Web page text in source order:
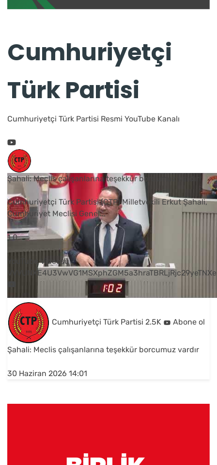
Cumhuriyetçi
Türk Partisi
Cumhuriyetçi Türk Partisi Resmi YouTube Kanalı
Şahali: Meclis çalışanlarına teşekkür borcumuz vardır
Cumhuriyetçi Türk Partisi (CTP) Milletvekili Erkut Şahali,
Cumhuriyet Meclisi Genel...
1 0
YouTube Videosu
Cumhuriyetçi Türk Partisi 2.5K Abone ol
Şahali: Meclis çalışanlarına teşekkür borcumuz vardır
30 Haziran 2026 14:01